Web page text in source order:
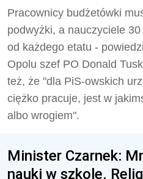
Pracownicy budżetówki
podwyżki, a nauczyciele
od każdego etatu -
Opolu szef PO Donald
też, że "dla PiS-owskich
ciężko pracuje, jest w
albo wrogiem".
Minister Czarnek:
nauki w szkole.